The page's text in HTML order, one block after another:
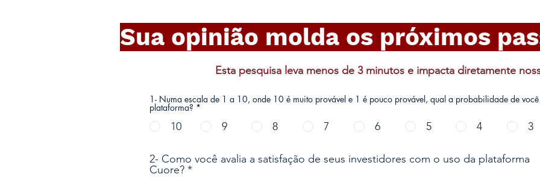
Sua opinião molda os próximos
Esta pesquisa leva menos de 3 minutos e impacta diretamente
1- Numa escala de 1 a 10, onde 10 é muito provável e 1 é pouco provável, qual a probabilidade de
plataforma? *
10 9 8 7 6 5 4 3
2- Como você avalia a satisfação de seus investidores com o uso da plataforma
Cuore?